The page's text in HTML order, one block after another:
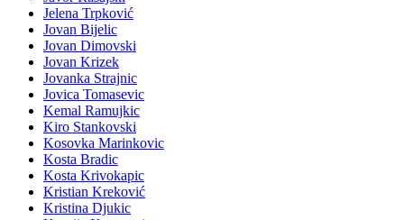
Jelena Trpković
Jovan Bijelic
Jovan Dimovski
Jovan Krizek
Jovanka Strajnic
Jovica Tomasevic
Kemal Ramujkic
Kiro Stankovski
Kosovka Marinkovic
Kosta Bradic
Kosta Krivokapic
Kristian Kreković
Kristina Djukic